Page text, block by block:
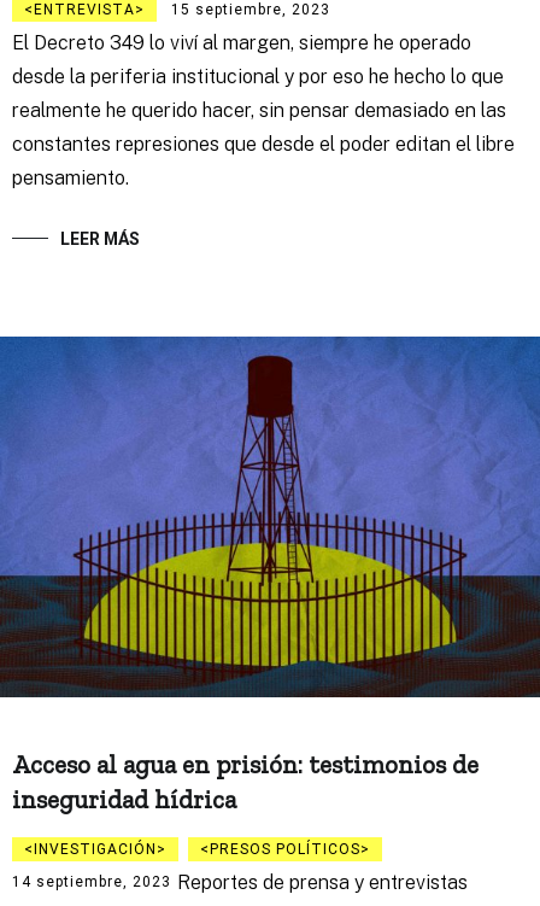
ENTREVISTA 15 septiembre, 2023
El Decreto 349 lo viví al margen, siempre he operado
desde la periferia institucional y por eso he hecho lo que
realmente he querido hacer, sin pensar demasiado en las
constantes represiones que desde el poder editan el libre
pensamiento.
LEER MÁS
Acceso al agua en prisión: testimonios de
inseguridad hídrica
INVESTIGACIÓN
PRESOS POLÍTICOS
14 septiembre, 2023 Reportes de prensa y entrevistas